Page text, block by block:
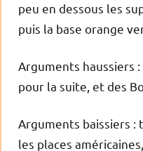
peu en dessous les
puis la base orange
Arguments haussiers
pour la suite, et des
Arguments baissiers :
les places